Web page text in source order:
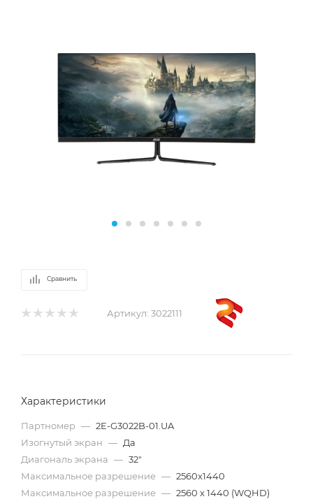
Сравнить
Артикул: 3022111
Характеристики
Партномер — 2E-G3022B-01.UA
Изогнутый экран — Да
Диагональ экрана — 32"
Максимальное разрешение — 2560x1440
Максимальное разрешение — 2560 x 1440 (WQHD)